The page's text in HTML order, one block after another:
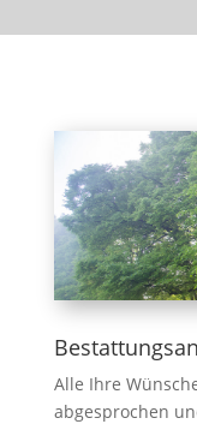
Alle Ihre
abgesprochen